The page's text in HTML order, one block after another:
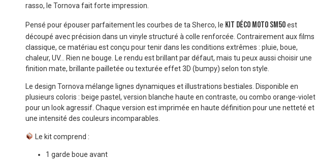
rasso, le Tornova fait forte impression.
Pensé pour épouser parfaitement les courbes de ta Sherco, le kit déco moto SM50est
découpé avec précision dans un vinyle structuré à colle renforcée. Contrairement aux films
classique, ce matériau est conçu pour tenir dans les conditions extrêmes : pluie, boue,
chaleur, UV… Rien ne bouge. Le rendu est brillant par défaut, mais tu peux aussi choisir une
finition mate, brillante pailletée ou texturée effet 3D (bumpy) selon ton style.
Le design Tornova mélange lignes dynamiques et illustrations bestiales. Disponible en
plusieurs coloris : beige pastel, version blanche haute en contraste, ou combo orange-violet
pour un look agressif. Chaque version est imprimée en haute définition pour une netteté et
une intensité des couleurs incomparables.
Le kit comprend :
1 garde boue avant